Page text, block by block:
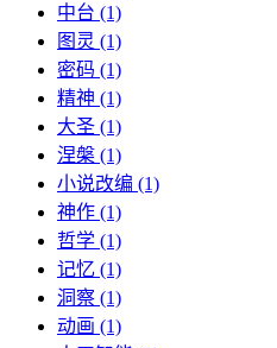
中台 (1)
图灵 (1)
密码 (1)
精神 (1)
大圣 (1)
涅槃 (1)
小说改编 (1)
神作 (1)
哲学 (1)
记忆 (1)
洞察 (1)
动画 (1)